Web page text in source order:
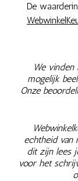
De
We
mogelijk
Onze
echtheid van
dit zijn lees
voor het